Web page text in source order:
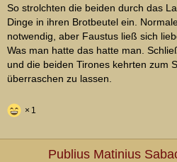
So strolchten die beiden durch das
Dinge in ihren Brotbeutel ein.
notwendig, aber Faustus ließ sich
Was man hatte das hatte man.
und die beiden Tirones kehrten zum
überraschen zu lassen.
1
Publius Matinius